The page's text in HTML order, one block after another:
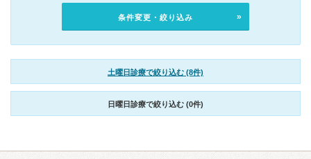
条件変更・絞り込み
土曜日診療で絞り込む (8件)
日曜日診療で絞り込む (0件)